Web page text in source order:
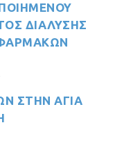
ΔΙΑΛΥΣΗΣ
ΣΤΗΝ ΑΓΙΑ